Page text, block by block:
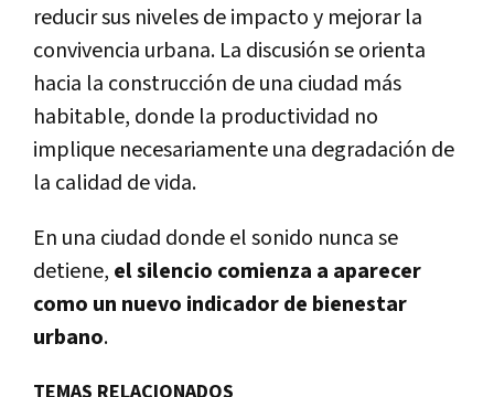
reducir sus niveles de impacto y mejorar la
convivencia urbana. La discusión se orienta
hacia la construcción de una ciudad más
habitable, donde la productividad no
implique necesariamente una degradación de
la calidad de vida.
En una ciudad donde el sonido nunca se
detiene, el silencio comienza a aparecer
como un nuevo indicador de bienestar
urbano.